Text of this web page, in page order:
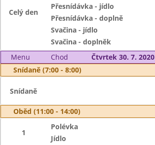
Celý den
Přesnídávka - jídlo
Přesnídávka - doplně
Svačina - jídlo
Svačina - doplněk
Menu
Chod
Čtvrtek 30. 7. 2020
Snídaně (7:00 - 8:00)
Snídaně
Oběd (11:00 - 14:00)
1
Polévka
Jídlo